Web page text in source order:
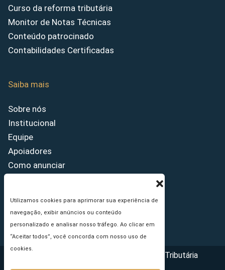
Utilizamos cookies para aprimorar sua experiência de
navegação, exibir anúncios ou conteúdo
personalizado e analisar nosso tráfego. Ao clicar em
“Aceitar todos”, você concorda com nosso uso de
cookies.
Curso da reforma tributária
Monitor de Notas Técnicas
Conteúdo patrocinado
Contabilidades Certificadas
Saiba mais
Sobre nós
Institucional
Equipe
Apoiadores
Como anunciar
Princípios Editoriais
Copyright © 2026 - Portal da Reforma Tributária